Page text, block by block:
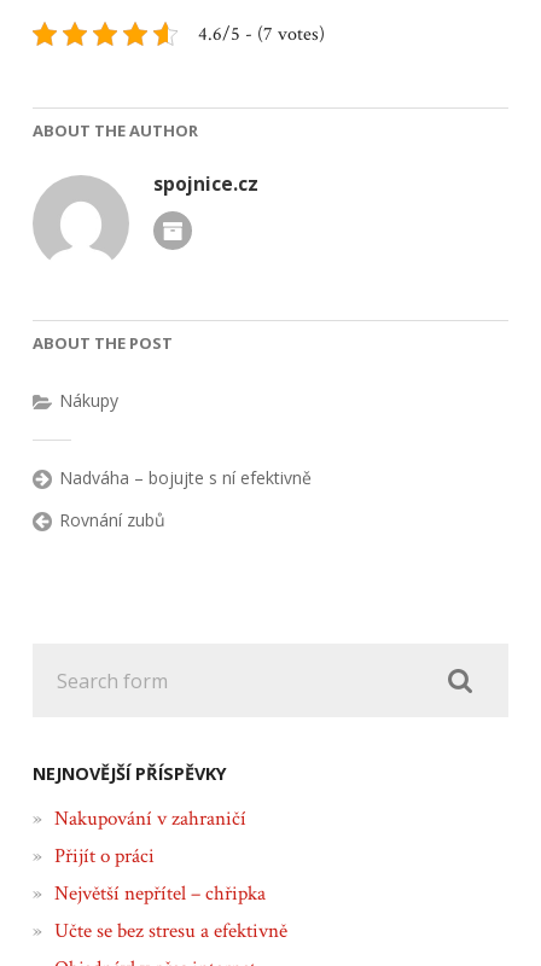
4.6/5 - (7 votes)
ABOUT THE AUTHOR
spojnice.cz
ABOUT THE POST
Nákupy
Nadváha – bojujte s ní efektivně
Rovnání zubů
NEJNOVĚJŠÍ PŘÍSPĚVKY
Nakupování v zahraničí
Přijít o práci
Největší nepřítel – chřipka
Učte se bez stresu a efektivně